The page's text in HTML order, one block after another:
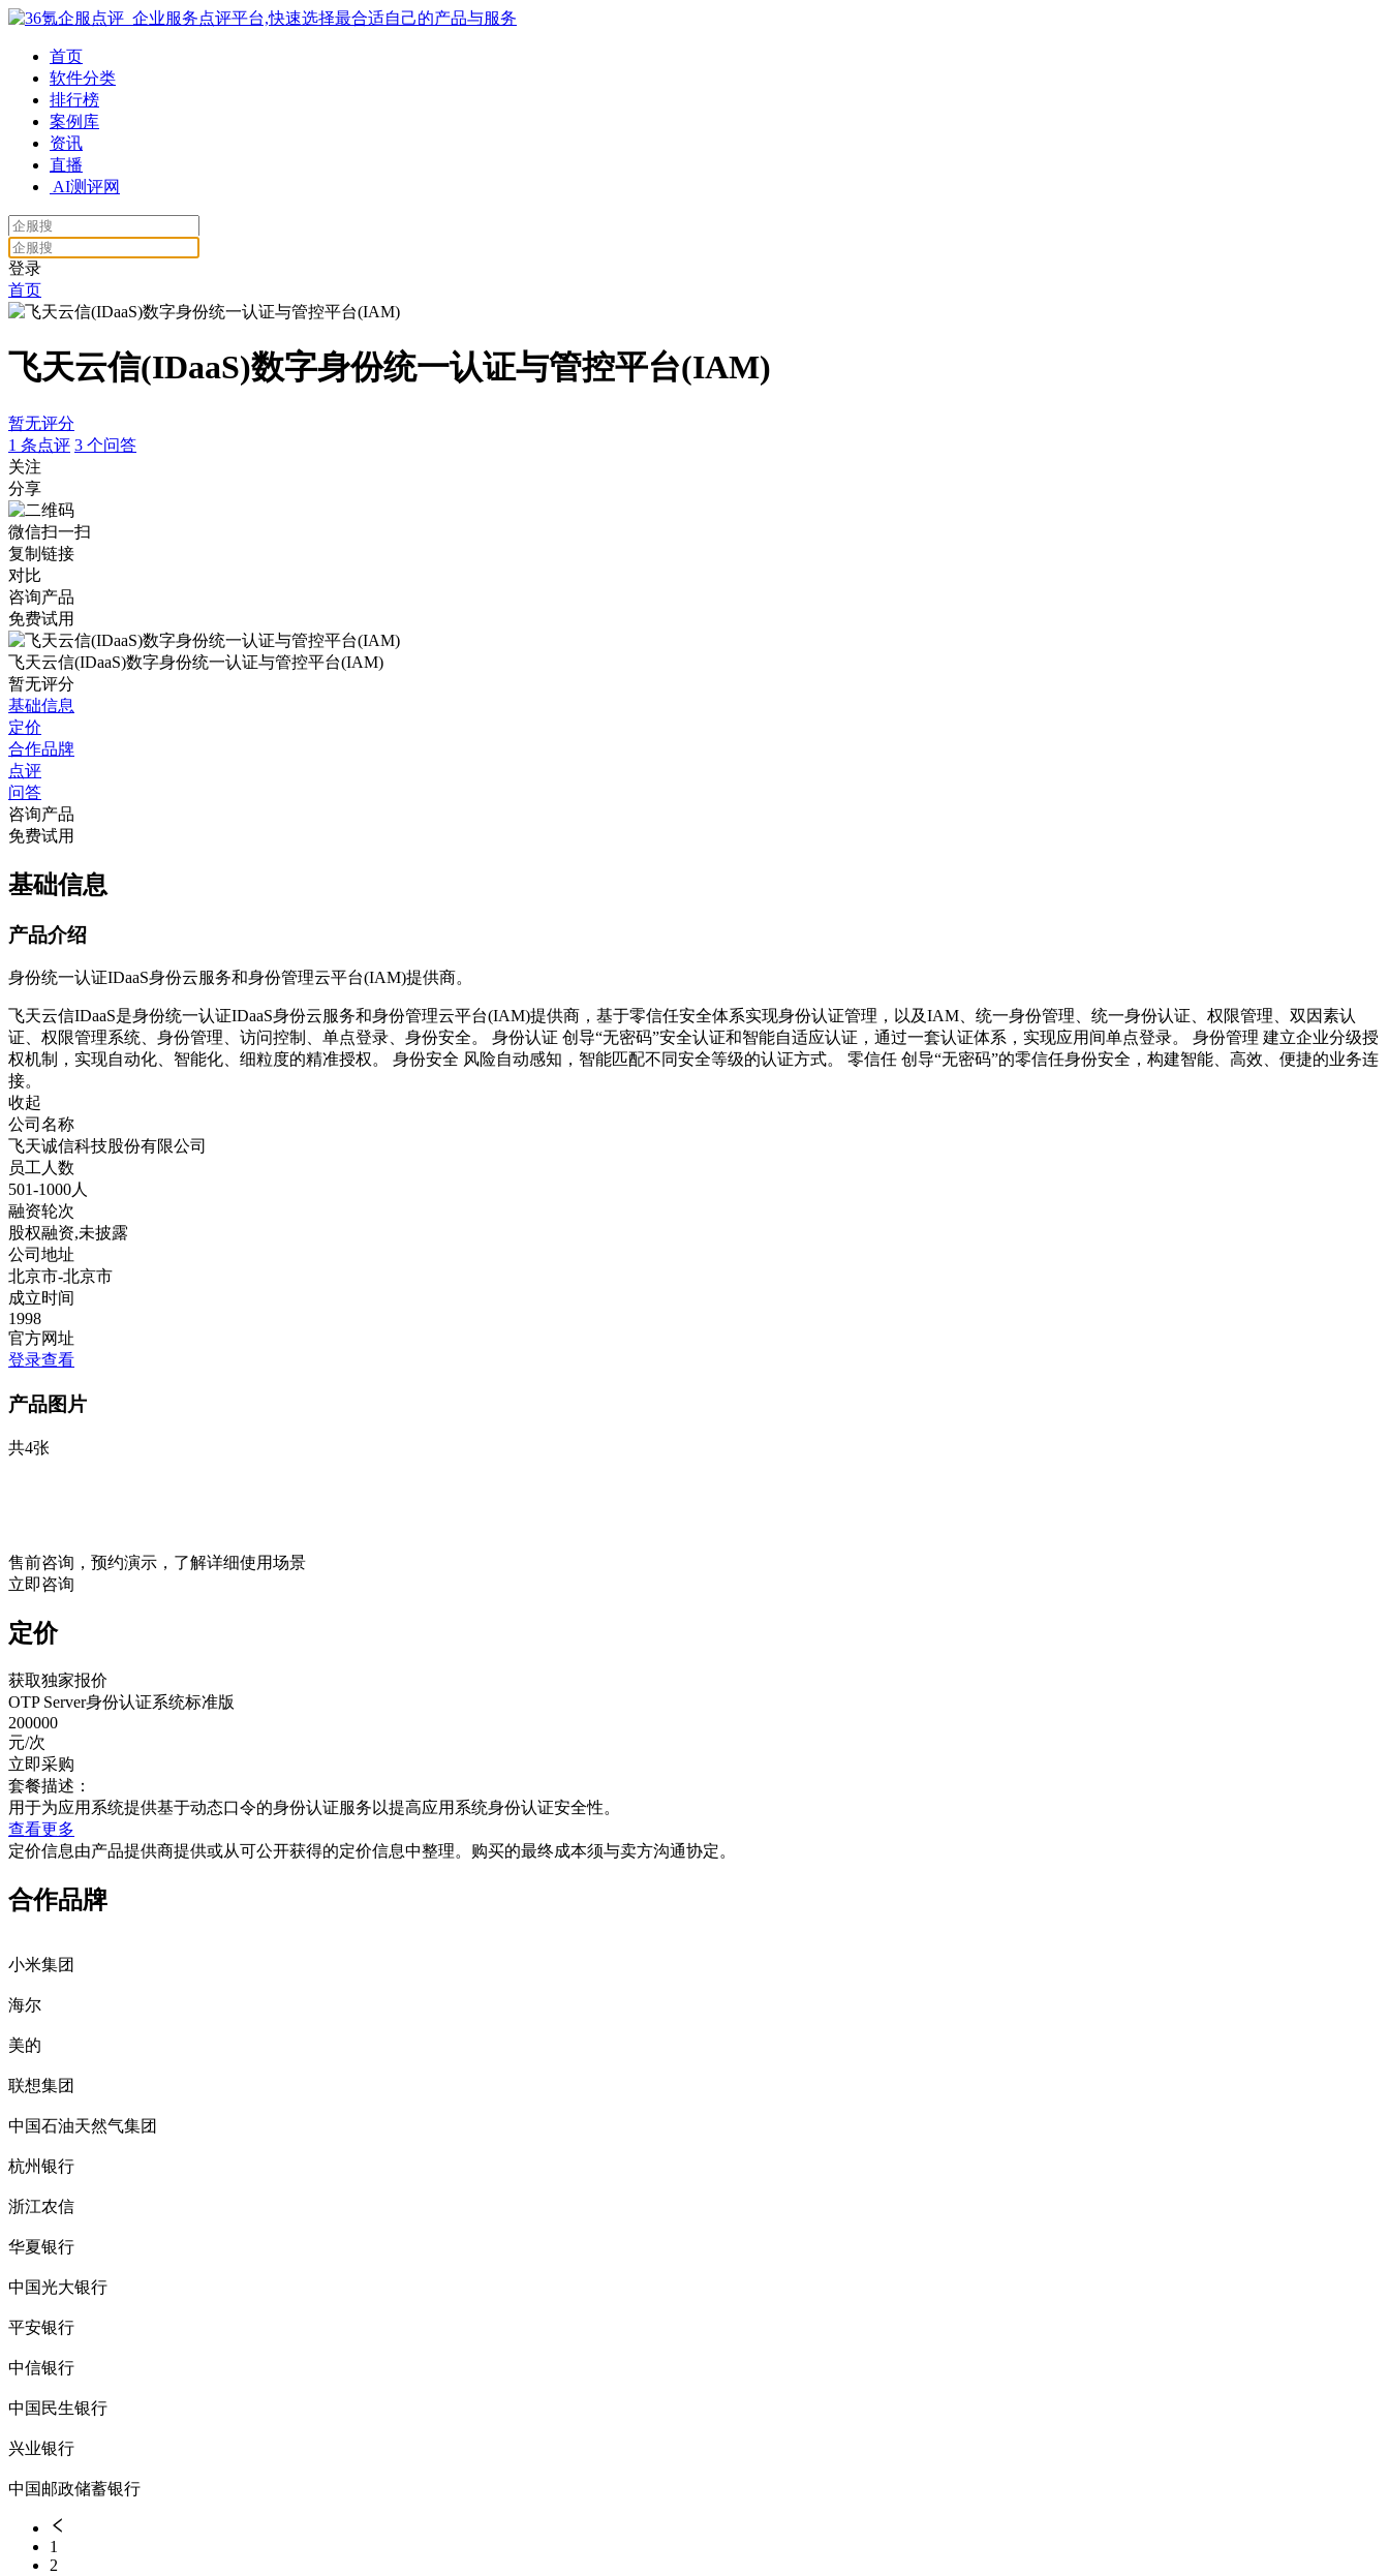
首页
软件分类
排行榜
案例库
资讯
直播
AI测评网
登录
首页
飞天云信(IDaaS)数字身份统一认证与管控平台(IAM)
暂无评分
1 条点评 3 个问答
关注
分享
微信扫一扫
复制链接
对比
咨询产品
免费试用
飞天云信(IDaaS)数字身份统一认证与管控平台(IAM)
暂无评分
基础信息
定价
合作品牌
点评
问答
咨询产品
免费试用
基础信息
产品介绍
身份统一认证IDaaS身份云服务和身份管理云平台(IAM)提供商。
飞天云信IDaaS是身份统一认证IDaaS身份云服务和身份管理云平台(IAM)提供商，基于零信任安全体系实现身份认证管理，以及IAM、统一身份管理、统一身份认证、权限管理、双因素认
证、权限管理系统、身份管理、访问控制、单点登录、身份安全。 身份认证 创导“无密码”安全认证和智能自适应认证，通过一套认证体系，实现应用间单点登录。 身份管理 建立企业分级授
权机制，实现自动化、智能化、细粒度的精准授权。 身份安全 风险自动感知，智能匹配不同安全等级的认证方式。 零信任 创导“无密码”的零信任身份安全，构建智能、高效、便捷的业务连
接。
收起
公司名称
飞天诚信科技股份有限公司
员工人数
501-1000人
融资轮次
股权融资,未披露
公司地址
北京市-北京市
成立时间
1998
官方网址
登录查看
产品图片
共4张
售前咨询，预约演示，了解详细使用场景
立即咨询
定价
获取独家报价
OTP Server身份认证系统标准版
200000
元/次
立即采购
套餐描述：
用于为应用系统提供基于动态口令的身份认证服务以提高应用系统身份认证安全性。
查看更多
定价信息由产品提供商提供或从可公开获得的定价信息中整理。购买的最终成本须与卖方沟通协定。
合作品牌
小米集团
海尔
美的
联想集团
中国石油天然气集团
杭州银行
浙江农信
华夏银行
中国光大银行
平安银行
中信银行
中国民生银行
兴业银行
中国邮政储蓄银行
1
2